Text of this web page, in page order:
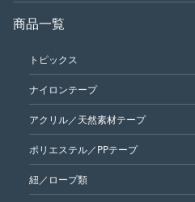
商品一覧
トピックス
ナイロンテープ
アクリル／天然素材テープ
ポリエステル／PPテープ
紐／ロープ類